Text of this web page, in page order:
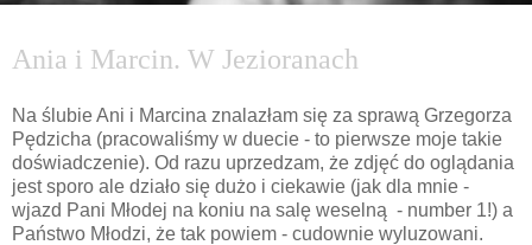
Ania i Marcin. W Jezioranach
Na ślubie Ani i Marcina znalazłam się za sprawą Grzegorza
Pędzicha (pracowaliśmy w duecie - to pierwsze moje takie
doświadczenie). Od razu uprzedzam, że zdjęć do oglądania
jest sporo ale działo się dużo i ciekawie (jak dla mnie -
wjazd Pani Młodej na koniu na salę weselną - number 1!) a
Państwo Młodzi, że tak powiem - cudownie wyluzowani.